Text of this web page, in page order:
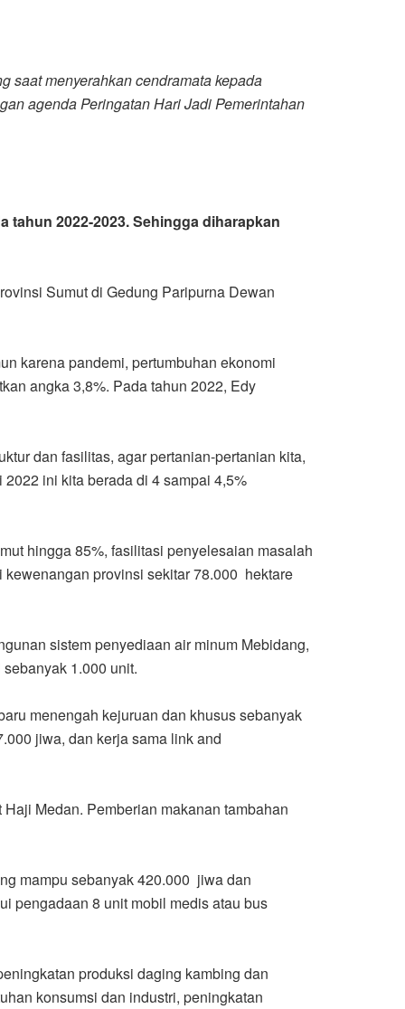
saat menyerahkan cendramata kepada
agenda Peringatan Hari Jadi Pemerintahan
tahun 2022-2023. Sehingga diharapkan
Sumut di Gedung Paripurna Dewan
karena pandemi, pertumbuhan ekonomi
angka 3,8%. Pada tahun 2022, Edy
dan fasilitas, agar pertanian-pertanian kita,
ini kita berada di 4 sampai 4,5%
hingga 85%, fasilitasi penyelesaian masalah
provinsi sekitar 78.000 hektare
sistem penyediaan air minum Mebidang,
1.000 unit.
menengah kejuruan dan khusus sebanyak
jiwa, dan kerja sama link and
Medan. Pemberian makanan tambahan
mampu sebanyak 420.000 jiwa dan
pengadaan 8 unit mobil medis atau bus
produksi daging kambing dan
konsumsi dan industri, peningkatan